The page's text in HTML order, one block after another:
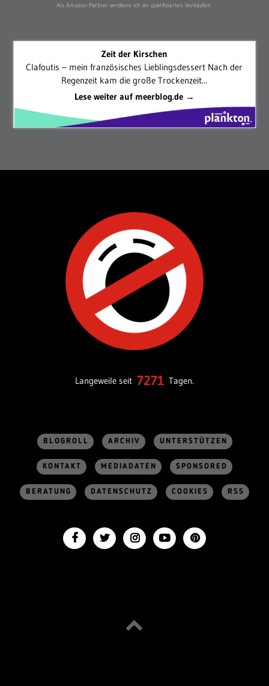
Als Amazon-Partner verdiene ich an qualifizierten Verkäufen.
Zeit der Kirschen
Clafoutis – mein französisches Lieblingsdessert Nach der
Regenzeit kam die große Trockenzeit...
Lese weiter auf meerblog.de →
Langeweile seit 7271 Tagen.
BLOGROLL ARCHIV UNTERSTÜTZEN
KONTAKT MEDIADATEN SPONSORED
BERATUNG DATENSCHUTZ COOKIES RSS